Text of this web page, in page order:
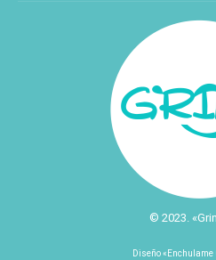
© 2023.
Diseño «Enchulame